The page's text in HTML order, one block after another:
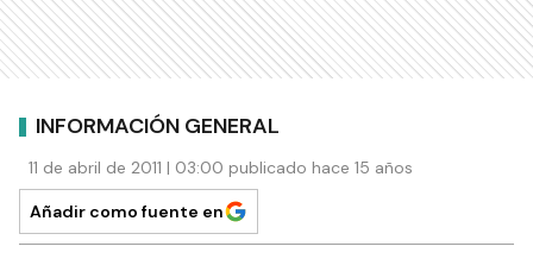
INFORMACIÓN GENERAL
11 de abril de 2011 | 03:00 publicado hace 15 años
Añadir como fuente en